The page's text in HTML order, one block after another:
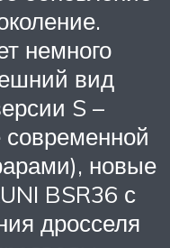
немного
вид
S –
современной
новые
BSR36 с
дросселя